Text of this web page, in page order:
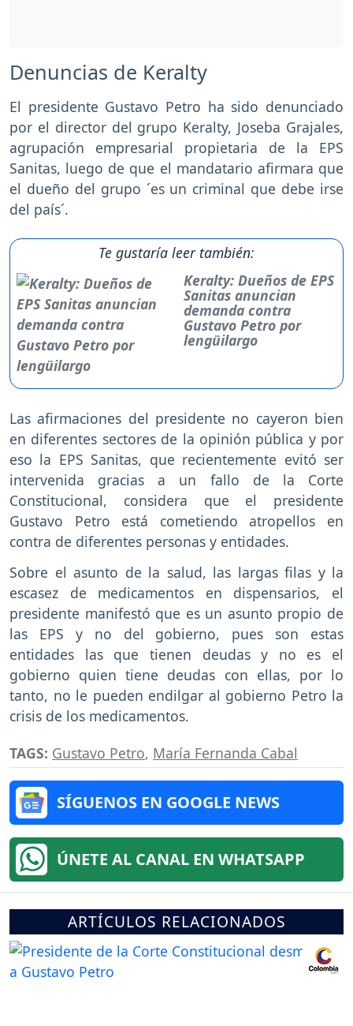
Denuncias de Keralty
El presidente Gustavo Petro ha sido denunciado
por el director del grupo Keralty, Joseba Grajales,
agrupación empresarial propietaria de la EPS
Sanitas, luego de que el mandatario afirmara que
el dueño del grupo ´es un criminal que debe irse
del país´.
Te gustaría leer también:
Keralty: Dueños de EPS
Sanitas anuncian
demanda contra
Gustavo Petro por
lengüilargo
Las afirmaciones del presidente no cayeron bien
en diferentes sectores de la opinión pública y por
eso la EPS Sanitas, que recientemente evitó ser
intervenida gracias a un fallo de la Corte
Constitucional, considera que el presidente
Gustavo Petro está cometiendo atropellos en
contra de diferentes personas y entidades.
Sobre el asunto de la salud, las largas filas y la
escasez de medicamentos en dispensarios, el
presidente manifestó que es un asunto propio de
las EPS y no del gobierno, pues son estas
entidades las que tienen deudas y no es el
gobierno quien tiene deudas con ellas, por lo
tanto, no le pueden endilgar al gobierno Petro la
crisis de los medicamentos.
TAGS: Gustavo Petro, María Fernanda Cabal
SÍGUENOS EN GOOGLE NEWS
ÚNETE AL CANAL EN WHATSAPP
ARTÍCULOS RELACIONADOS